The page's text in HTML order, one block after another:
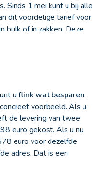
Sinds 1 mei kunt u bij alle
dit voordelige tarief voor
bulk of in zakken. Deze
u flink wat besparen.
voorbeeld. Als u
de levering van twee
euro gekost. Als u nu
euro voor dezelfde
adres. Dat is een